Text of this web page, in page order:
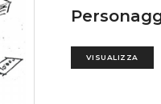
VISUALIZZA